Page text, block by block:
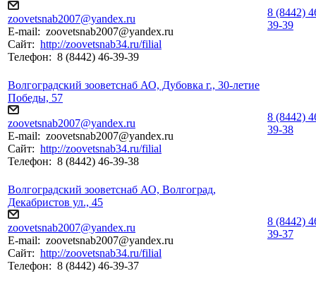
zoovetsnab2007@yandex.ru
E-mail: zoovetsnab2007@yandex.ru
Сайт: http://zoovetsnab34.ru/filial
Телефон: 8 (8442) 46-39-39
8 (8442)
39-39
Волгоградский зооветснаб АО, Дубовка г., 30-летие
Победы, 57
zoovetsnab2007@yandex.ru
E-mail: zoovetsnab2007@yandex.ru
Сайт: http://zoovetsnab34.ru/filial
Телефон: 8 (8442) 46-39-38
8 (8442)
39-38
Волгоградский зооветснаб АО, Волгоград,
Декабристов ул., 45
zoovetsnab2007@yandex.ru
E-mail: zoovetsnab2007@yandex.ru
Сайт: http://zoovetsnab34.ru/filial
Телефон: 8 (8442) 46-39-37
8 (8442)
39-37